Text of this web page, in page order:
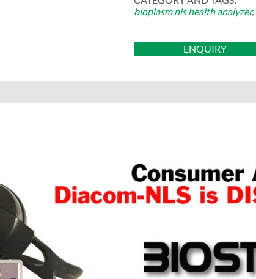
bioplasm nls health analyzer,
ENQUIRY